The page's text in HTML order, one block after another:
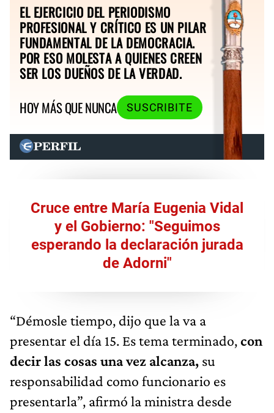
EL EJERCICIO DEL PERIODISMO
PROFESIONAL Y CRÍTICO ES UN PILAR
FUNDAMENTAL DE LA DEMOCRACIA.
POR ESO MOLESTA A QUIENES CREEN
SER LOS DUEÑOS DE LA VERDAD.
HOY MÁS QUE NUNCA
SUSCRIBITE
Cruce entre María Eugenia Vidal
y el Gobierno: "Seguimos
esperando la declaración jurada
de Adorni"
“Démosle tiempo, dijo que la va a
presentar el día 15. Es tema terminado,con
decir las cosas una vez alcanza, su
responsabilidad como funcionario es
presentarla”, afirmó la ministra desde